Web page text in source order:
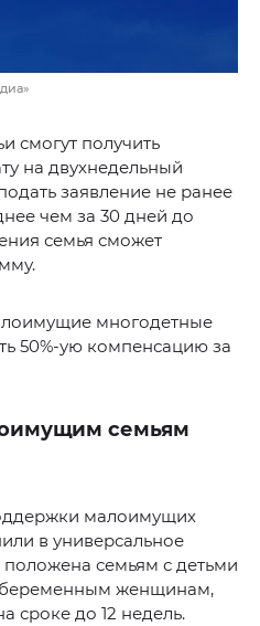
смогут получить
на двухнедельный
заявление не ранее
чем за 30 дней до
семья сможет
многодетные
50%-ую компенсацию за
семьям
малоимущих
в универсальное
семьям с детьми
беременным женщинам,
сроке до 12 недель.